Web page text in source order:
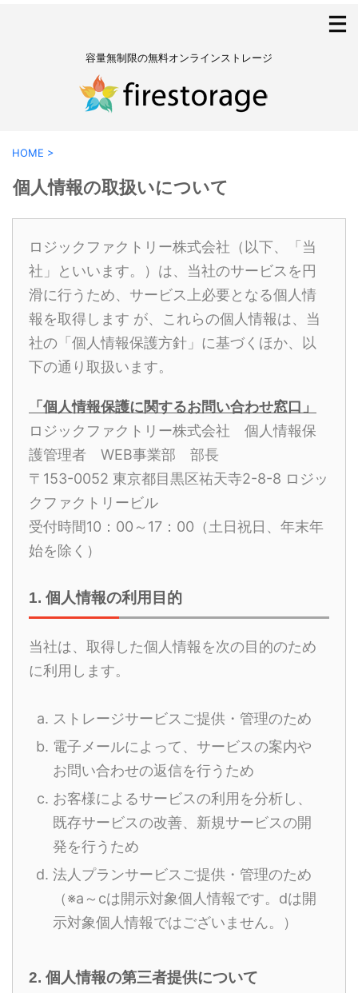
容量無制限の無料オンラインストレージ
HOME >
個人情報の取扱いについて
ロジックファクトリー株式会社（以下、「当
社」といいます。）は、当社のサービスを円
滑に行うため、サービス上必要となる個人情
報を取得します が、これらの個人情報は、当
社の「個人情報保護方針」に基づくほか、以
下の通り取扱います。
「個人情報保護に関するお問い合わせ窓口」
ロジックファクトリー株式会社 個人情報保
護管理者 WEB事業部 部長
〒153-0052 東京都目黒区祐天寺2-8-8 ロジッ
クファクトリービル
受付時間10：00～17：00（土日祝日、年末年
始を除く）
1. 個人情報の利用目的
当社は、取得した個人情報を次の目的のため
に利用します。
ストレージサービスご提供・管理のため
電子メールによって、サービスの案内や
お問い合わせの返信を行うため
お客様によるサービスの利用を分析し、
既存サービスの改善、新規サービスの開
発を行うため
法人プランサービスご提供・管理のため
（※a～cは開示対象個人情報です。dは開
示対象個人情報ではございません。）
2. 個人情報の第三者提供について